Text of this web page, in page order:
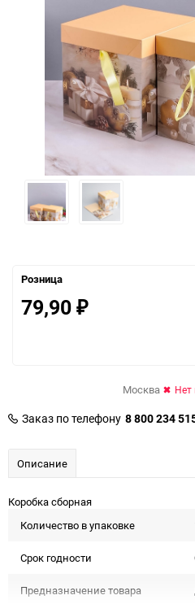
Розница
79,90 ₽
Москва Нет
Заказ по телефону 8 800 234
Описание
Коробка сборная
Количество в упаковке
Срок годности
Предназначение товара